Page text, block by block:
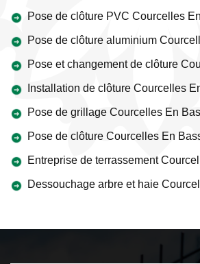
Pose de clôture PVC Courcelles
Pose de clôture aluminium
Pose et changement de clôture
Installation de clôture Courcelles
Pose de grillage Courcelles En
Pose de clôture Courcelles En
Entreprise de terrassement
Dessouchage arbre et haie